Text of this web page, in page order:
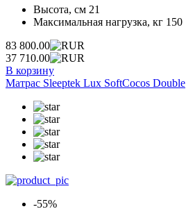
Высота, см 21
Максимальная нагрузка, кг 150
83 800.00
37 710.00
В корзину
Матрас Sleeptek Lux SoftCocos Double
-55%